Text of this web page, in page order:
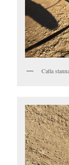
Catla